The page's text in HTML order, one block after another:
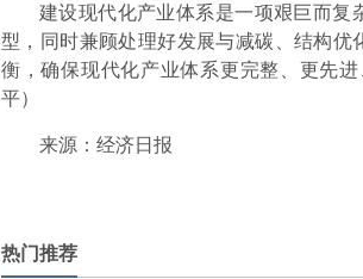
建设现代化产业体系是一项艰巨而复
型，同时兼顾处理好发展与减碳、结构
衡，确保现代化产业体系更完整、更先
平）
来源：经济日报
热门推荐